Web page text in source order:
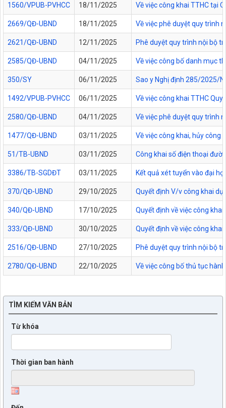
1560/VPUB-PVHCC 18/11/2025 Về việc công khai TTHC tại
2669/QĐ-UBND 18/11/2025 Về việc phê duyệt quy trình
2621/QĐ-UBND 12/11/2025 Phê duyệt quy trình nội bộ
2585/QĐ-UBND 04/11/2025 Về việc công bố danh mục
350/SY 06/11/2025 Sao y Nghị định 285/2025/
1492/VPUB-PVHCC 06/11/2025 Về việc công khai TTHC
2580/QĐ-UBND 04/11/2025 Về việc phê duyệt quy trình
1477/QĐ-UBND 03/11/2025 Về việc công khai, hủy công
51/TB-UBND 03/11/2025 Công khai số điện thoại
3386/TB-SGDĐT 03/11/2025 Kết quả xét tuyển vào đại
370/QĐ-UBND 29/10/2025 Quyết định V/v công khai
340/QĐ-UBND 17/10/2025 Quyết định về việc công
333/QĐ-UBND 30/10/2025 Quyết định về việc công
2516/QĐ-UBND 27/10/2025 Phê duyệt quy trình nội bộ
2780/QĐ-UBND 22/10/2025 Về việc công bố thủ tục
TÌM KIẾM VĂN BẢN
Từ khóa
Thời gian ban hành